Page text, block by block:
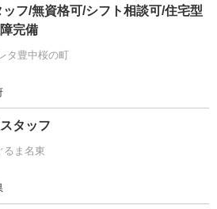
ッフ/無資格可/シフト相談可/住宅型
完備
タ豊中桜の町
タッフ
るま名東